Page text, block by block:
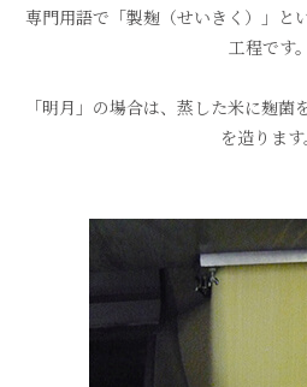
専門用語で「製麹（せいきく）」と
工程です。
「明月」の場合は、蒸した米に麹菌
を造ります